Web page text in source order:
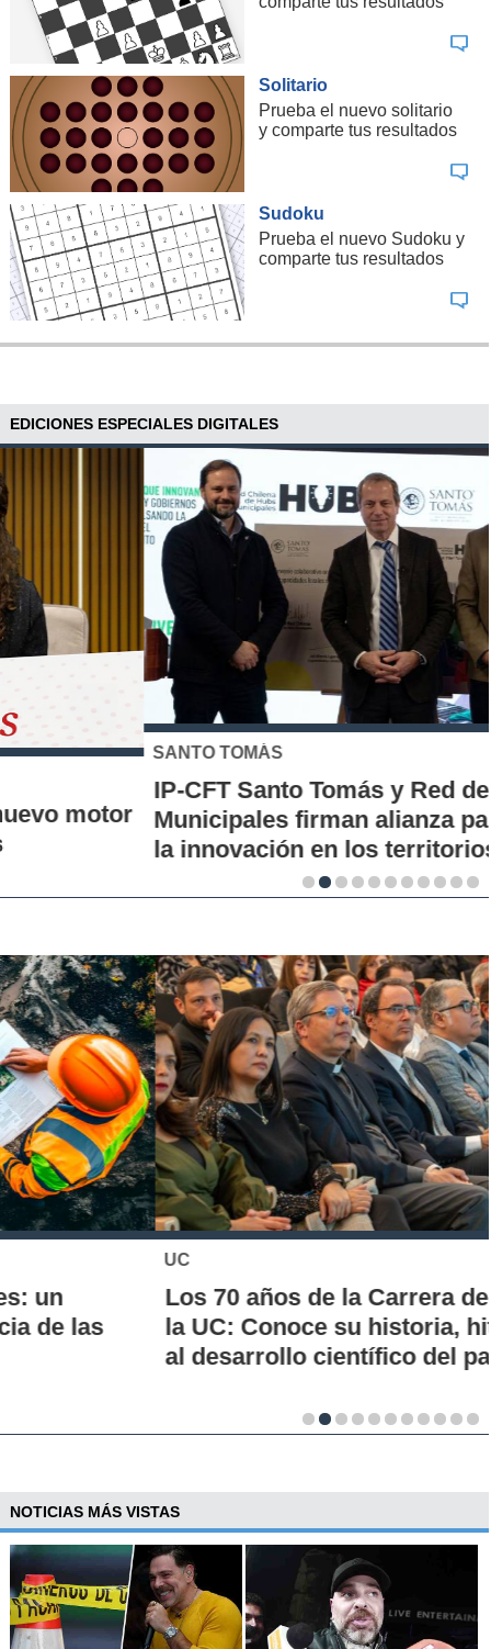
Solitario
Prueba el nuevo solitario
y comparte tus resultados
Sudoku
Prueba el nuevo Sudoku y
comparte tus resultados
EDICIONES ESPECIALES DIGITALES
SANTO TOMÁS
IP-CFT Santo Tomás y Red de Hubs
Municipales firman alianza para impulsar
la innovación en los territorios
Los 70 años de la Carrera de Química de
la UC: Conoce su historia, hitos y aporte
al desarrollo científico del país
NOTICIAS MÁS VISTAS